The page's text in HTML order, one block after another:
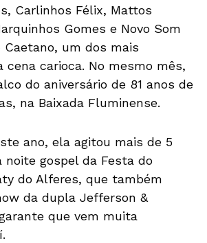
Carlinhos Félix, Mattos
Gomes e Novo Som
Caetano, um dos mais
cena carioca. No mesmo mês,
do aniversário de 81 anos de
na Baixada Fluminense.
ano, ela agitou mais de 5
noite gospel da Festa do
do Alferes, que também
da dupla Jefferson &
que vem muita